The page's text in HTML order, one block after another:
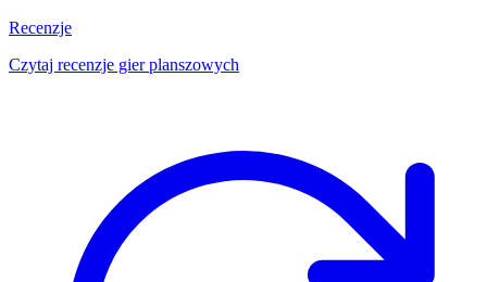
Recenzje
Czytaj recenzje gier planszowych